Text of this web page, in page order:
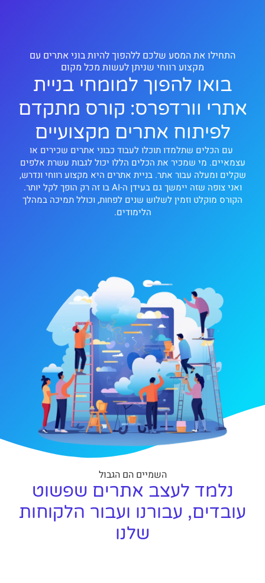
התחילו את המסע שלכם ללהפוך להיות בוני אתרים עם
מקצוע רווחי שניתן לעשות מכל מקום
בואו להפוך למומחי בניית
אתרי וורדפרס: קורס מתקדם
לפיתוח אתרים מקצועיים
עם הכלים שתלמדו תוכלו לעבוד כבוני אתרים שכירים או
עצמאיים. מי שמכיר את הכלים הללו יכול לגבות עשרת אלפים
שקלים ומעלה עבור אתר. בניית אתרים היא מקצוע רווחי ונדרש,
ואני צופה שזה יימשך גם בעידן ה-AI בו זה רק הופך לקל יותר.
הקורס מוקלט וזמין לשלוש שנים לפחות, וכולל תמיכה במהלך
הלימודים.
השמיים הם הגבול
נלמד לעצב אתרים שפשוט
עובדים, עבורנו ועבור הלקוחות
שלנו